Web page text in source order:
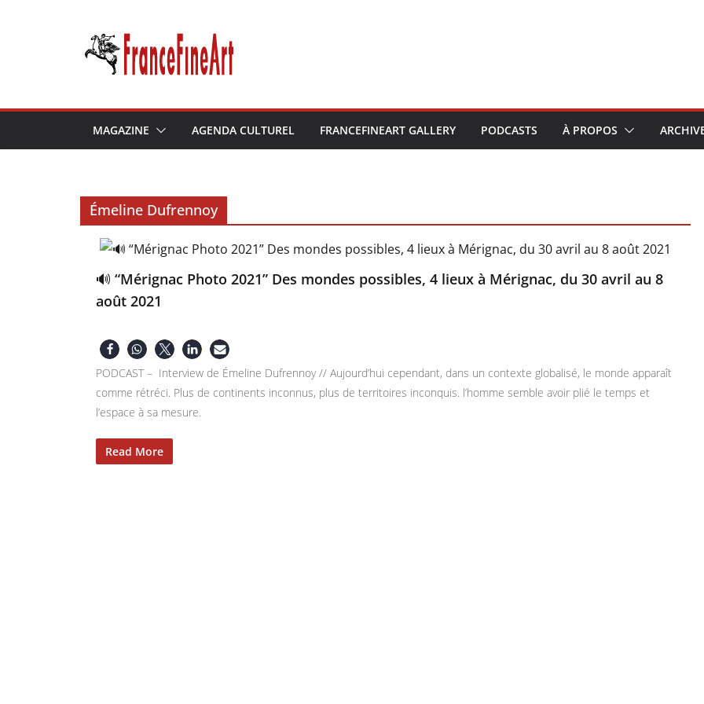
MAGAZINE AGENDA CULTUREL FRANCEFINEART GALLERY PODCASTS À PROPOS
Émeline Dufrennoy
🔊 “Mérignac Photo 2021” Des mondes possibles, 4 lieux à Mérignac, du 30 avril au 8
août 2021
PODCAST – Interview de Émeline Dufrennoy // Aujourd’hui cependant, dans un contexte globalisé, le monde apparaît
comme rétréci. Plus de continents inconnus, plus de territoires inconquis. l’homme semble avoir plié le temps et
l’espace à sa mesure.
Read More